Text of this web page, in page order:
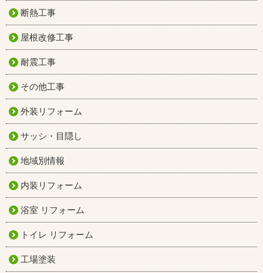
断熱工事
屋根改修工事
耐震工事
その他工事
外装リフォーム
サッシ・目隠し
地域別情報
内装リフォーム
浴室 リフォーム
トイレ リフォーム
工場塗装